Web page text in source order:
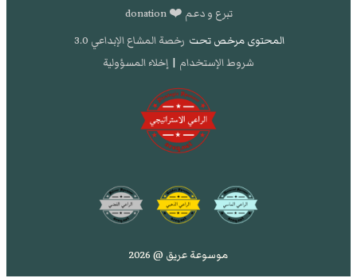
تبرع و دعم ❤️ donation
المحتوى مرخص تحت رخصة المشاع الإبداعي 3.0
شروط الإستخدام | إخلاء المسؤولية
موسوعة عريق @ 2026